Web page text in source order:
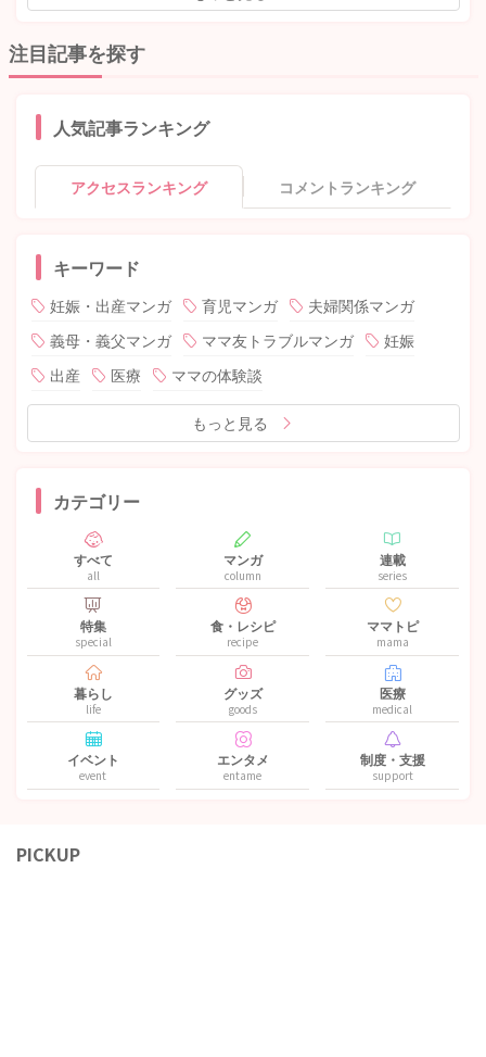
注目記事を探す
人気記事ランキング
アクセスランキング コメントランキング
キーワード
妊娠・出産マンガ 育児マンガ
夫婦関係マンガ
義母・義父マンガ
ママ友トラブルマンガ
妊娠
出産
医療 ママの体験談
もっと見る
カテゴリー
すべて
all
マンガ
column
連載
series
特集
special
食・レシピ
recipe
ママトピ
mama
暮らし
life
グッズ
goods
医療
medical
イベント
event
エンタメ
entame
制度・支援
support
PICKUP